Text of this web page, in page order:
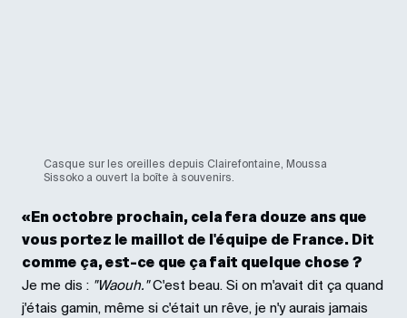
Casque sur les oreilles depuis Clairefontaine, Moussa
Sissoko a ouvert la boîte à souvenirs.
«En octobre prochain, cela fera douze ans que
vous portez le maillot de l'équipe de France. Dit
comme ça, est-ce que ça fait quelque chose ?
Je me dis : "Waouh."C'est beau. Si on m'avait dit ça quand
j'étais gamin, même si c'était un rêve, je n'y aurais jamais